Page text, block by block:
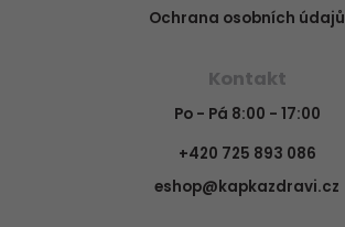
Ochrana osobních údajů
Kontakt
Po - Pá 8:00 - 17:00
+420 725 893 086
eshop@kapkazdravi.cz